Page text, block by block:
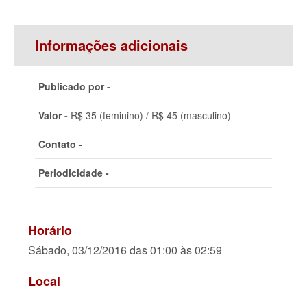
Informações adicionais
Publicado por -
Valor - R$ 35 (feminino) / R$ 45 (masculino)
Contato -
Periodicidade -
Horário
Sábado, 03/12/2016 das 01:00 às 02:59
Local